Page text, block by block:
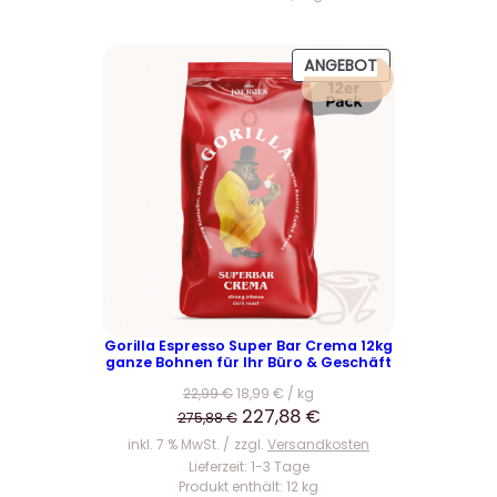
5
€
ANGEBOTP
R
O
E
B
Gorilla Espresso Super Bar Crema 12kg
ganze Bohnen für Ihr Büro & Geschäft
22,99€18,99 € / kg
275,88€ U
r
s
227,88 €A
k
inkl. 7 % MwSt. zzgl. Versandkosten
Lieferzeit: 1-3 Tage
Produkt enthält: 12 kg